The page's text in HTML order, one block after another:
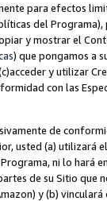
para efectos
del
y mostrar el
) que pongamos a
y utilizar
con las
de
usted (a) utilizará
ni lo hará
de su Sitio
y (b)